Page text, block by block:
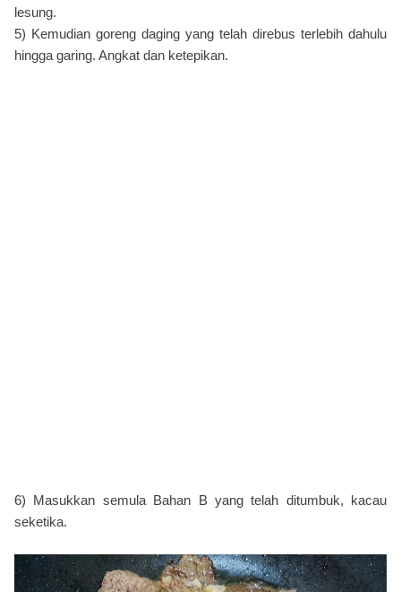
lesung.
5) Kemudian goreng daging yang telah direbus terlebih dahulu
hingga garing. Angkat dan ketepikan.
6) Masukkan semula Bahan B yang telah ditumbuk, kacau
seketika.